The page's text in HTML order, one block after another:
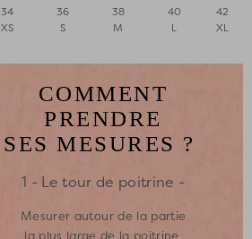
34
XS
36
S
38
M
40
L
42
XL
COMMENT
PRENDRE
SES MESURES ?
1 - Le tour de poitrine -
Mesurer autour de la partie
la plus large de la poitrine,